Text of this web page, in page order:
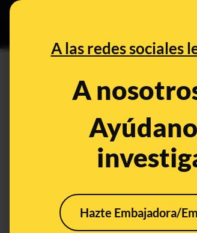
A las redes sociales
A
Hazte Embajadora/
Las publicaciones
conocerse su
Nov 29, 2023, 12:43:57 PM